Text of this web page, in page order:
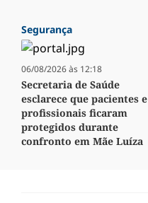
Segurança
06/08/2026 às 12:18
Secretaria de Saúde
esclarece que pacientes e
profissionais ficaram
protegidos durante
confronto em Mãe Luíza